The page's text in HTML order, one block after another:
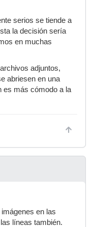
serios se tiende a
la decisión sería
en muchas
adjuntos,
abriesen en una
es más cómodo a la
en las
líneas también.